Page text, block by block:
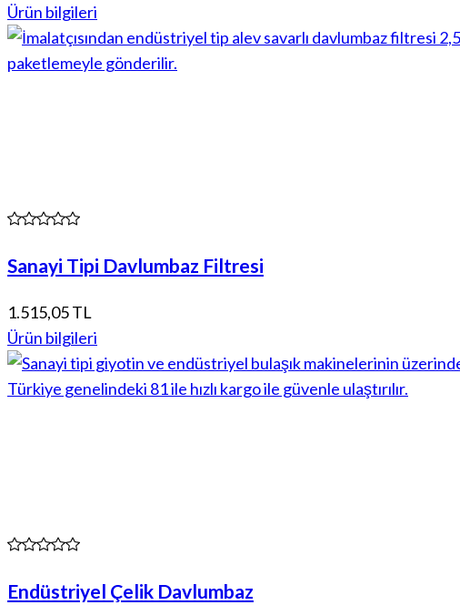
Ürün bilgileri
Sanayi Tipi Davlumbaz Filtresi
1.515,05 TL
Ürün bilgileri
Endüstriyel Çelik Davlumbaz